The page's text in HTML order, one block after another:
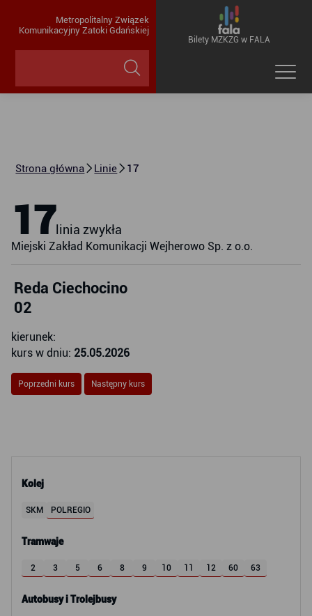
Metropolitalny Związek
Komunikacyjny Zatoki Gdańskiej
Bilety MZKZG w FALA
Strona główna Linie 17
Kolej
SKM POLREGIO
Tramwaje
2 3 5 6 8 9 10 11 12 60 63
Autobusy i Trolejbusy
17 linia zwykła
Miejski Zakład Komunikacji Wejherowo Sp. z o.o.
Reda Ciechocino
02
kierunek:
kurs w dniu: 25.05.2026
Poprzedni kurs Następny kurs